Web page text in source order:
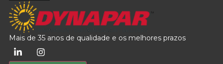
Mais de 35 anos de qualidade e os melhores prazos